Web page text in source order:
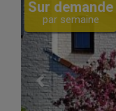
Sur demande
par semaine